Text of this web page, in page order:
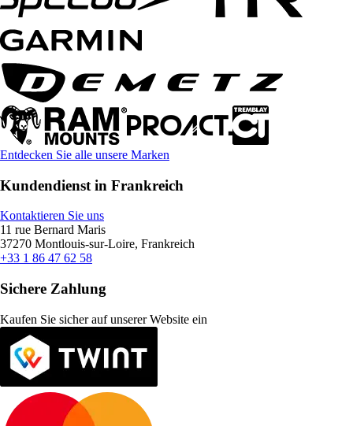
Entdecken Sie alle unsere Marken
Kundendienst in Frankreich
Kontaktieren Sie uns
11 rue Bernard Maris
37270 Montlouis-sur-Loire, Frankreich
+33 1 86 47 62 58
Sichere Zahlung
Kaufen Sie sicher auf unserer Website ein